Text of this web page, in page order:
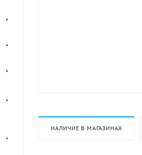
НАЛИЧИЕ В МАГАЗИНАХ